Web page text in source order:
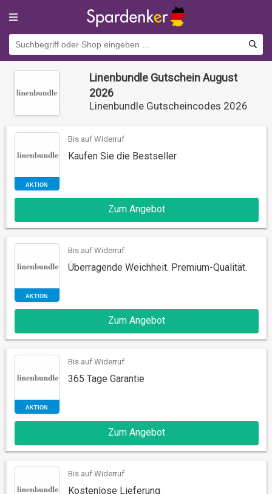
Linenbundle Gutschein August
2026
Linenbundle Gutscheincodes 2026
Bis auf Widerruf
Kaufen Sie die Bestseller
Zum Angebot
Bis auf Widerruf
Überragende Weichheit. Premium-Qualität.
Zum Angebot
AKTION
Bis auf Widerruf
365 Tage Garantie
Zum Angebot
Bis auf Widerruf
Kostenlose Lieferung